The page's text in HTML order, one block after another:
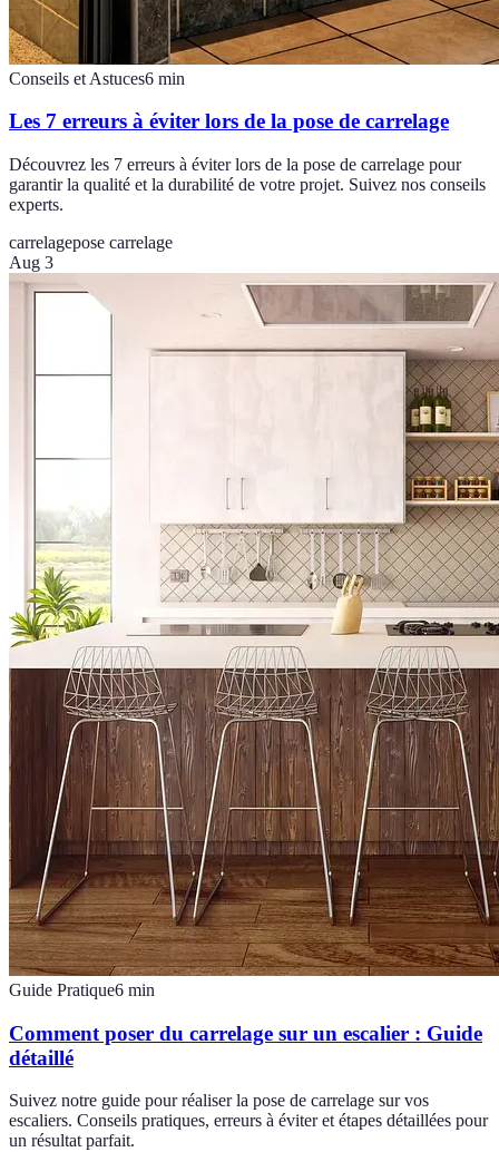
Conseils et Astuces6 min
Les 7 erreurs à éviter lors de la pose de carrelage
Découvrez les 7 erreurs à éviter lors de la pose de carrelage pour
garantir la qualité et la durabilité de votre projet. Suivez nos conseils
experts.
carrelagepose carrelage
Aug 3
Guide Pratique6 min
Comment poser du carrelage sur un escalier : Guide
détaillé
Suivez notre guide pour réaliser la pose de carrelage sur vos
escaliers. Conseils pratiques, erreurs à éviter et étapes détaillées pour
un résultat parfait.